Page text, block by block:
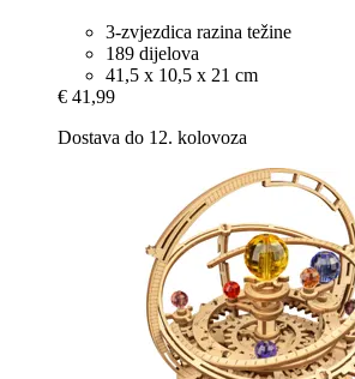
3-zvjezdica razina težine
189 dijelova
41,5 x 10,5 x 21 cm
€ 41,99
Dostava do 12. kolovoza